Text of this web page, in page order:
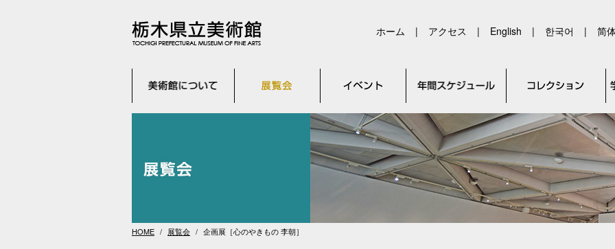
ホーム | アクセス | English | 한국어 | 简
HOME 展覧会 企画展［心のやきもの 李朝］